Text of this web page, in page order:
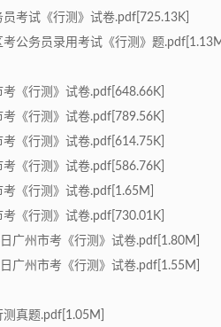
考试《行测》试卷.pdf[725.13K]
公务员录用考试《行测》题
《行测》试卷.pdf[648.66K]
《行测》试卷.pdf[789.56K]
《行测》试卷.pdf[614.75K]
《行测》试卷.pdf[586.76K]
《行测》试卷.pdf[1.65M]
《行测》试卷.pdf[730.01K]
广州市考《行测》试卷.pdf[1.80M]
广州市考《行测》试卷.pdf[1.55M]
真题.pdf[1.05M]